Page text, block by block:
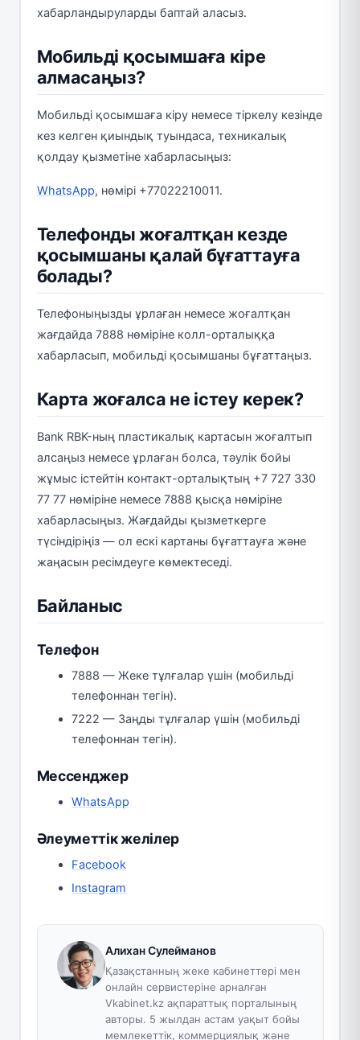
хабарландыруларды баптай аласыз.
Мобильді қосымшаға кіре
алмасаңыз?
Мобильді қосымшаға кіру немесе тіркелу кезінде
кез келген қиындық туындаса, техникалық
қолдау қызметіне хабарласыңыз:
WhatsApp, нөмірі +77022210011.
Телефонды жоғалтқан кезде
қосымшаны қалай бұғаттауға
болады?
Телефоныңызды ұрлаған немесе жоғалтқан
жағдайда 7888 нөміріне колл-орталыққа
хабарласып, мобильді қосымшаны бұғаттаңыз.
Карта жоғалса не істеу керек?
Bank RBK-ның пластикалық картасын жоғалтып
алсаңыз немесе ұрлаған болса, тәулік бойы
жұмыс істейтін контакт-орталықтың +7 727 330
77 77 нөміріне немесе 7888 қысқа нөміріне
хабарласыңыз. Жағдайды қызметкерге
түсіндіріңіз — ол ескі картаны бұғаттауға және
жаңасын ресімдеуге көмектеседі.
Байланыс
Телефон
7888 — Жеке тұлғалар үшін (мобильді
телефоннан тегін).
7222 — Заңды тұлғалар үшін (мобильді
телефоннан тегін).
Мессенджер
WhatsApp
Әлеуметтік желілер
Facebook
Instagram
Алихан Сулейманов
Қазақстанның жеке кабинеттері мен
онлайн сервистеріне арналған
Vkabinet.kz ақпараттық порталының
авторы. 5 жылдан астам уақыт бойы
мемлекеттік, коммерциялық және